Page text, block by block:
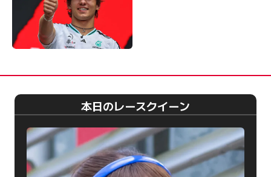
本日のレースクイーン